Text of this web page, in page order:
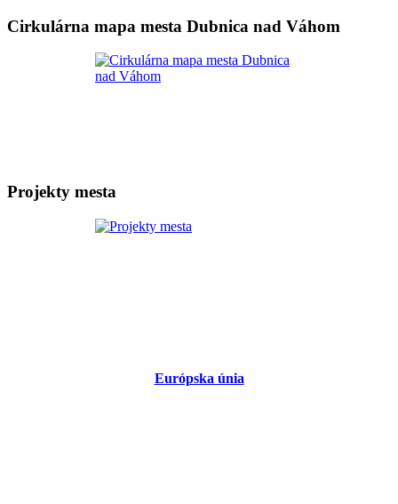
Cirkulárna mapa mesta Dubnica nad Váhom
Projekty mesta
Európska únia